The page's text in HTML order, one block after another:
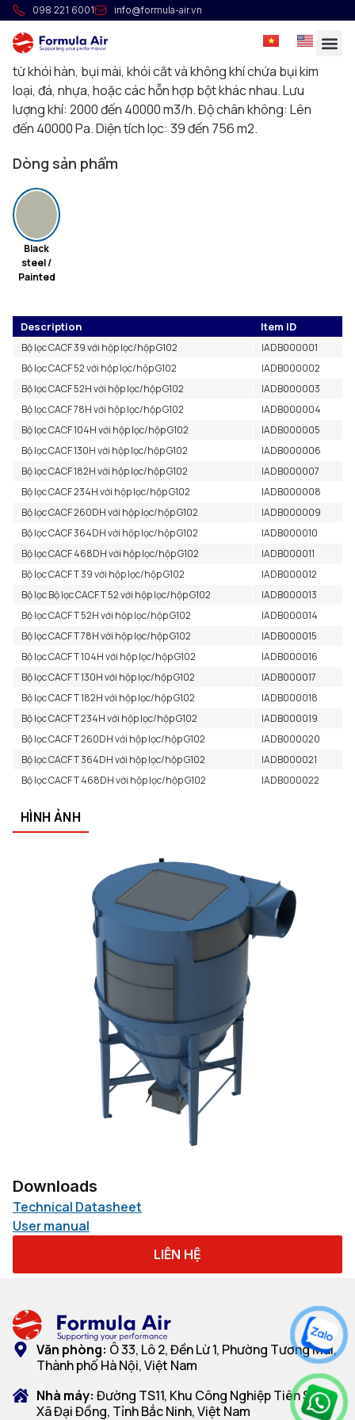
098 221 6001 info@formula-air.vn
Lọc tròn CACF
Dòng lọc xiclon CACF cung cấp giải pháp tối ưu và kinh
tế cho hầu hết các ứng dụng công nghiệp đối với bụi mịn
từ khói hàn, bụi mài, khói cắt và không khí chứa bụi kim
loại, đá, nhựa, hoặc các hỗn hợp bột khác nhau. Lưu
lượng khí: 2000 đến 40000 m3/h. Độ chân không: Lên
đến 40000 Pa. Diện tích lọc: 39 đến 756 m2.
Dòng sản phẩm
Black
steel /
Painted
Description Item ID
Bộ lọc CACF 39 với hộp lọc/hộp G102
IADB000001
Bộ lọc CACF 52 với hộp lọc/hộp G102
IADB000002
Bộ lọc CACF 52H với hộp lọc/hộp G102
IADB000003
Bộ lọc CACF 78H với hộp lọc/hộp G102
IADB000004
Bộ lọc CACF 104H với hộp lọc/hộp G102
IADB000005
Bộ lọc CACF 130H với hộp lọc/hộp G102
IADB000006
Bộ lọc CACF 182H với hộp lọc/hộp G102
IADB000007
Bộ lọc CACF 234H với hộp lọc/hộp G102
IADB000008
Bộ lọc CACF 260DH với hộp lọc/hộp G102
IADB000009
Bộ lọc CACF 364DH với hộp lọc/hộp G102
IADB000010
Bộ lọc CACF 468DH với hộp lọc/hộp G102
IADB000011
Bộ lọc CACF T 39 với hộp lọc/hộp G102
IADB000012
Bộ lọc Bộ lọc CACF T 52 với hộp lọc/hộp G102
IADB000013
Bộ lọc CACF T 52H với hộp lọc/hộp G102
IADB000014
Bộ lọc CACF T 78H với hộp lọc/hộp G102
IADB000015
Bộ lọc CACF T 104H với hộp lọc/hộp G102
IADB000016
Bộ lọc CACF T 130H với hộp lọc/hộp G102
IADB000017
Bộ lọc CACF T 182H với hộp lọc/hộp G102
IADB000018
Bộ lọc CACF T 234H với hộp lọc/hộp G102
IADB000019
Bộ lọc CACF T 260DH với hộp lọc/hộp G102
IADB000020
Bộ lọc CACF T 364DH với hộp lọc/hộp G102
IADB000021
Bộ lọc CACF T 468DH với hộp lọc/hộp G102
IADB000022
HÌNH ẢNH
Downloads
Technical Datasheet
User manual
LIÊN HỆ
Văn phòng: Ô 33, Lô 2, Đền Lừ 1, Phường Tương Mai,
Thành phố Hà Nội, Việt Nam
Nhà máy: Đường TS11, Khu Công Nghiệp Tiên Sơn,
Xã Đại Đồng, Tỉnh Bắc Ninh, Việt Nam